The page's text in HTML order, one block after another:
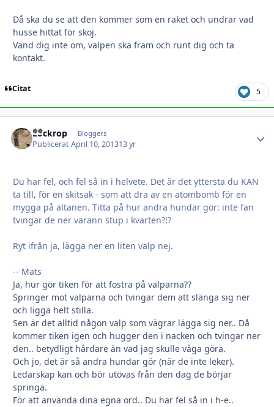
Då ska du se att den kommer som en raket och undrar vad
husse hittat för skoj.
Vänd dig inte om, valpen ska fram och runt dig och ta
kontakt.
Citat 5
Lockrop Bloggers
PubliceratApril 10, 201313 yr
Du har fel, och fel så in i helvete. Det är det yttersta du KAN
ta till, för en skitsak - som att dra av en atombomb för en
mygga på altanen. Titta på hur andra hundar gör: inte fan
tvingar de ner varann stup i kvarten?!?
Ryt ifrån ja, lägga ner en liten valp nej.
-- Mats
Ja, hur gör tiken för att fostra på valparna??
Springer mot valparna och tvingar dem att slänga sig ner
och ligga helt stilla.
Sen är det alltid någon valp som vägrar lägga sig ner.. Då
kommer tiken igen och hugger den i nacken och tvingar ner
den.. betydligt hårdare än vad jag skulle våga göra.
Och jo, det är så andra hundar gör (när de inte leker).
Ledarskap kan och bör utövas från den dag de börjar
springa.
För att använda dina egna ord.. Du har fel så in i h-e..